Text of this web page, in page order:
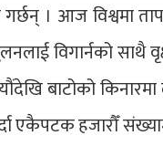
। आज विश्वमा
विगार्नको साथै
बाटोको
एकैपटक हजारौँ